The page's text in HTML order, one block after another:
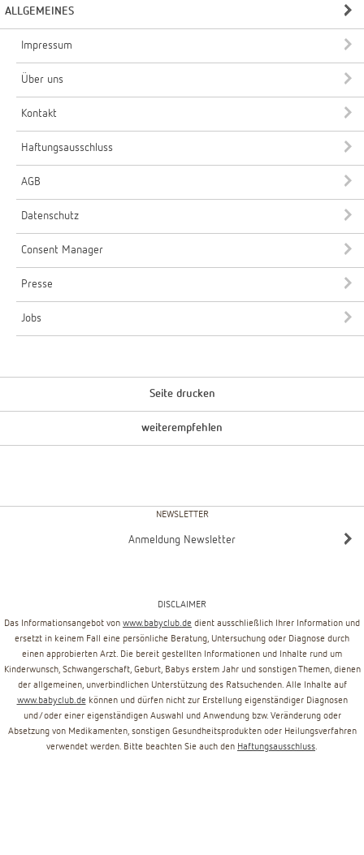
ALLGEMEINES
Impressum
Über uns
Kontakt
Haftungsausschluss
AGB
Datenschutz
Consent Manager
Presse
Jobs
Seite drucken
weiterempfehlen
NEWSLETTER
Anmeldung Newsletter
DISCLAIMER
Das Informationsangebot von www.babyclub.de dient ausschließlich Ihrer Information und
ersetzt in keinem Fall eine persönliche Beratung, Untersuchung oder Diagnose durch
einen approbierten Arzt. Die bereit gestellten Informationen und Inhalte rund um
Kinderwunsch, Schwangerschaft, Geburt, Babys erstem Jahr und sonstigen Themen, dienen
der allgemeinen, unverbindlichen Unterstützung des Ratsuchenden. Alle Inhalte auf
www.babyclub.de können und dürfen nicht zur Erstellung eigenständiger Diagnosen
und/oder einer eigenständigen Auswahl und Anwendung bzw. Veränderung oder
Absetzung von Medikamenten, sonstigen Gesundheitsprodukten oder Heilungsverfahren
verwendet werden. Bitte beachten Sie auch den Haftungsausschluss.